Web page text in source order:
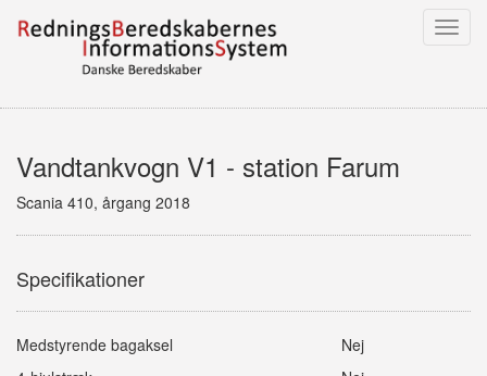
Vandtankvogn V1 - station Farum
Scania 410, årgang 2018
Specifikationer
Medstyrende bagaksel
Nej